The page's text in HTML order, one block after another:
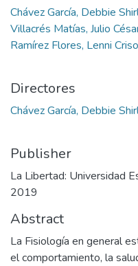
Chávez García, Debbie
Villacrés Matías, Julio
Ramírez Flores, Lenni
Directores
Chávez García, Debbie
Publisher
La Libertad: Universidad
2019
Abstract
La Fisiología en general
el comportamiento, la